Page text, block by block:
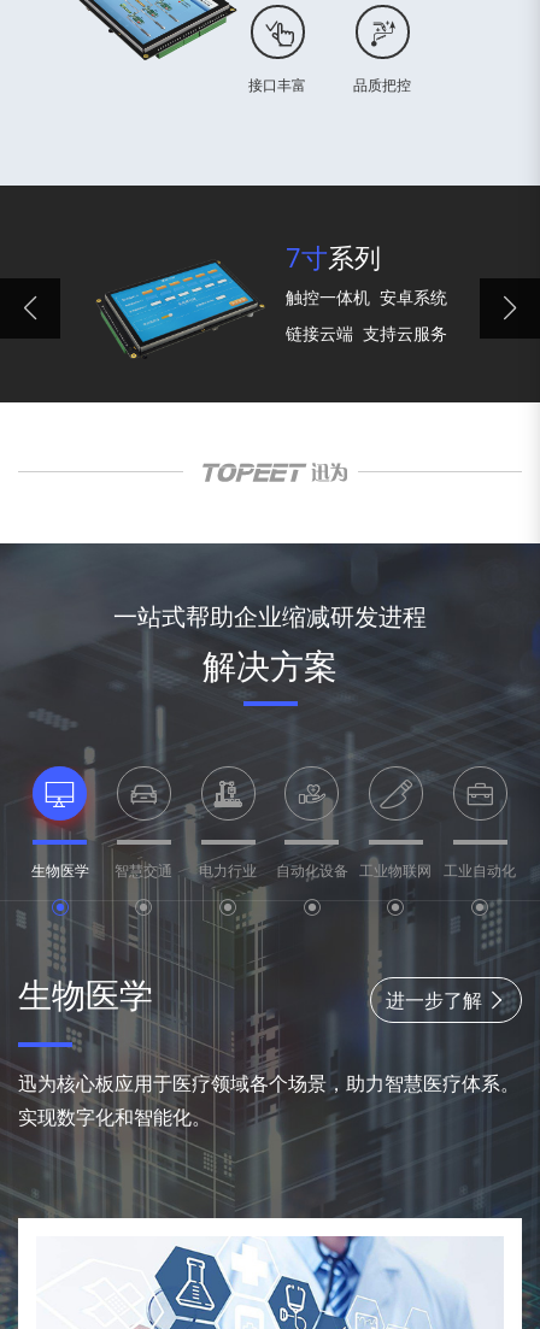
接口丰富 品质把控
7寸系列
触控一体机 安卓系统
链接云端 支持云服务
一站式帮助企业缩减研发进程
解决方案
生物医学 智慧交通 电力行业 自动化设备 工业物联网 工业自动化
生物医学 进一步了解
迅为核心板应用于医疗领域各个场景，助力智慧医疗体系。
实现数字化和智能化。